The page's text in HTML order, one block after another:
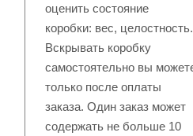
оценить состояние
коробки: вес, целостность.
Вскрывать коробку
самостоятельно вы
только после оплаты
заказа. Один заказ может
содержать не больше 10